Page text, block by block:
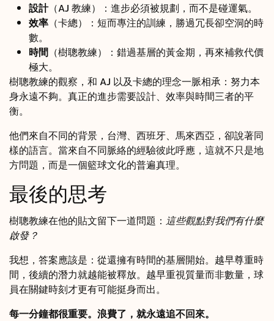
設計（AJ 教練）：進步必須被規劃，而不是碰運氣。
效率 （卡總）：短而專注的訓練，勝過冗長卻空洞的時
數。
時間 （樹聰教練）：錯過基層的黃金期，再來補救代價
極大。
樹聰教練的觀察，和 AJ 以及卡總的理念一脈相承：努力本
身永遠不夠。真正的進步需要設計、效率與時間三者的平
衡。
他們來自不同的背景，台灣、西班牙、馬來西亞，卻說著同
樣的語言。當來自不同脈絡的經驗彼此呼應，這就不只是地
方問題，而是一個籃球文化的普遍真理。
最後的思考
樹聰教練在他的貼文留下一道問題： 這些觀點對我們有什麼
啟發？
我想，答案應該是：從還擁有時間的基層開始。越早尊重時
間，後續的潛力就越能被釋放。越早重視質量而非數量，球
員在關鍵時刻才更有可能挺身而出。
每一分鐘都很重要。浪費了，就永遠追不回來。